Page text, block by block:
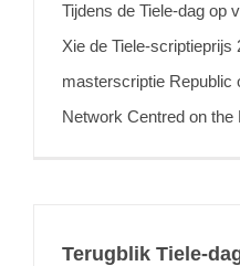
Tijdens de Tiele-dag op
Xie de Tiele-scriptieprijs
masterscriptie Republic
Network Centred on the
Terugblik Tiele-